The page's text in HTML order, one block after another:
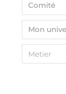
Comité
Mon